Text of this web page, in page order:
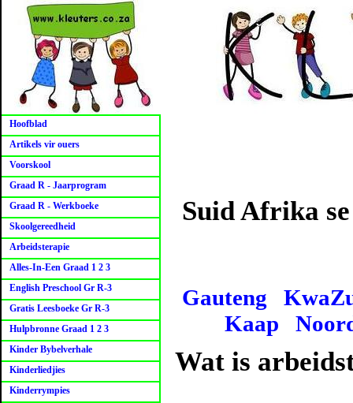
Hoofblad
Artikels vir ouers
Voorskool
Graad R - Jaarprogram
Graad R - Werkboeke
Skoolgereedheid
Arbeidsterapie
Alles-In-Een Graad 1 2 3
English Preschool Gr R-3
Gratis Leesboeke Gr R-3
Hulpbronne Graad 1 2 3
Kinder Bybelverhale
Kinderliedjies
Kinderrympies
Suid Afrika
Gauteng
Kaap
Wat is